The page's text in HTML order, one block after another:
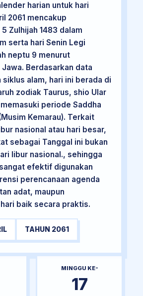
harian untuk hari
2061 mencakup
Zulhijah 1483 dalam
serta hari Senin Legi
neptu 9 menurut
Berdasarkan data
alam, hari ini berada di
zodiak Taurus, shio Ular
periode Saddha
Kemarau). Terkait
nasional atau hari besar,
sebagai Tanggal ini bukan
libur nasional., sehingga
efektif digunakan
perencanaan agenda
adat, maupun
baik secara praktis.
TAHUN 2061
MINGGU KE-
17